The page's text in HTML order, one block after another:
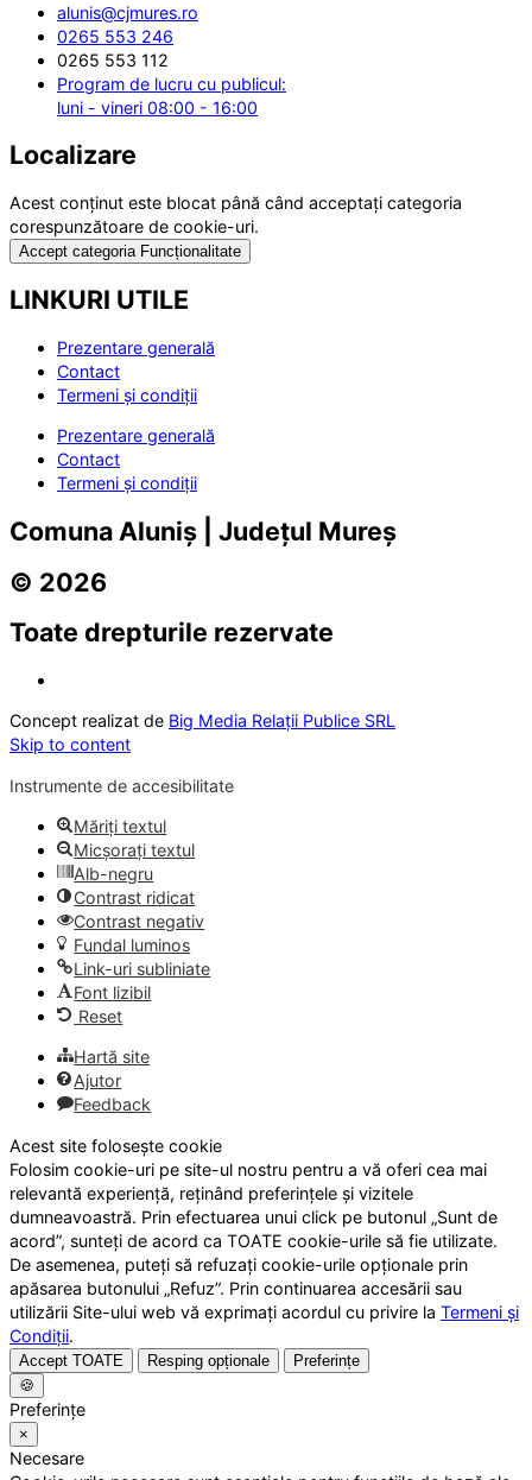
alunis@cjmures.ro
0265 553 246
0265 553 112
Program de lucru cu publicul:
luni - vineri 08:00 - 16:00
Localizare
Acest conținut este blocat până când acceptați categoria
corespunzătoare de cookie-uri.
Accept categoria Funcționalitate
LINKURI UTILE
Prezentare generală
Contact
Termeni și condiții
Prezentare generală
Contact
Termeni și condiții
Comuna Aluniș | Județul Mureș
© 2026
Toate drepturile rezervate
Concept realizat de Big Media Relații Publice SRL
Skip to content
Instrumente de accesibilitate
Măriți textul
Micșorați textul
Alb-negru
Contrast ridicat
Contrast negativ
Fundal luminos
Link-uri subliniate
Font lizibil
Reset
Hartă site
Ajutor
Feedback
Acest site folosește cookie
Folosim cookie-uri pe site-ul nostru pentru a vă oferi cea mai
relevantă experiență, reținând preferințele și vizitele
dumneavoastră. Prin efectuarea unui click pe butonul „Sunt de
acord”, sunteți de acord ca TOATE cookie-urile să fie utilizate.
De asemenea, puteți să refuzați cookie-urile opționale prin
apăsarea butonului „Refuz”. Prin continuarea accesării sau
utilizării Site-ului web vă exprimați acordul cu privire la Termeni și
Condiții.
Accept TOATE Resping opționale
Preferințe
🍪
Preferințe
×
Necesare